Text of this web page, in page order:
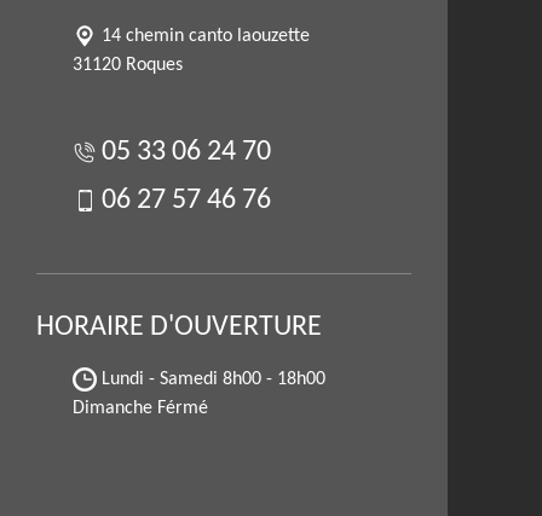
14 chemin canto laouzette
31120 Roques
05 33 06 24 70
06 27 57 46 76
HORAIRE D'OUVERTURE
Lundi - Samedi 8h00 - 18h00
Dimanche Férmé